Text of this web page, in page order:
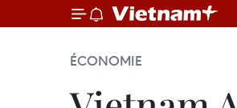
ÉCONOMIE